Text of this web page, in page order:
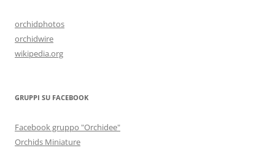
orchidphotos
orchidwire
wikipedia.org
GRUPPI SU FACEBOOK
Facebook gruppo "Orchidee"
Orchids Miniature